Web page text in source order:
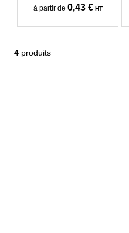
à partir de 0,43 € HT
4 produits